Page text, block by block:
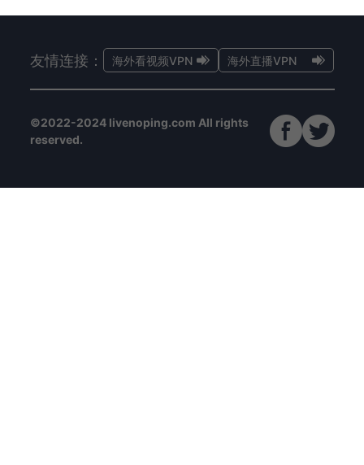
友情连接： 海外看视频VPN 海外直播VPN
©2022-2024 livenoping.com All rights
reserved.